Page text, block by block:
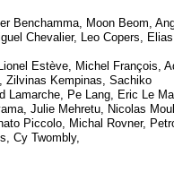
Benchamma, Moon Beom,
Chevalier, Leo Copers, Elias
Estève, Michel François,
Zilvinas Kempinas, Sachiko
Lamarche, Pe Lang, Eric Le
Julie Mehretu, Nicolas
Piccolo, Michal Rovner,
Cy Twombly,